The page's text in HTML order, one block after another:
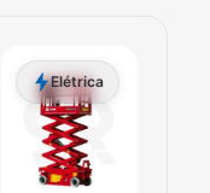
Elétrica